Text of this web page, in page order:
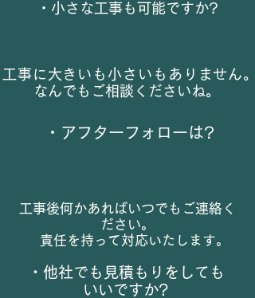
​・小さな工事も可能ですか?
工事に大きいも小さいもありません。
​なんでもご相談くださいね。
​・アフターフォローは?
​工事後何かあればいつでもご連絡く
ださい。
責任を持って対応いたします。
・​他社でも見積もりをしても
いいですか?